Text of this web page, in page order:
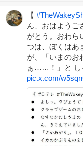
【 #
ん、おはようご
がとう。おわら
つは、ぼくはあ
が、「いまのお
ぁ……！」と し
pic.x.com/